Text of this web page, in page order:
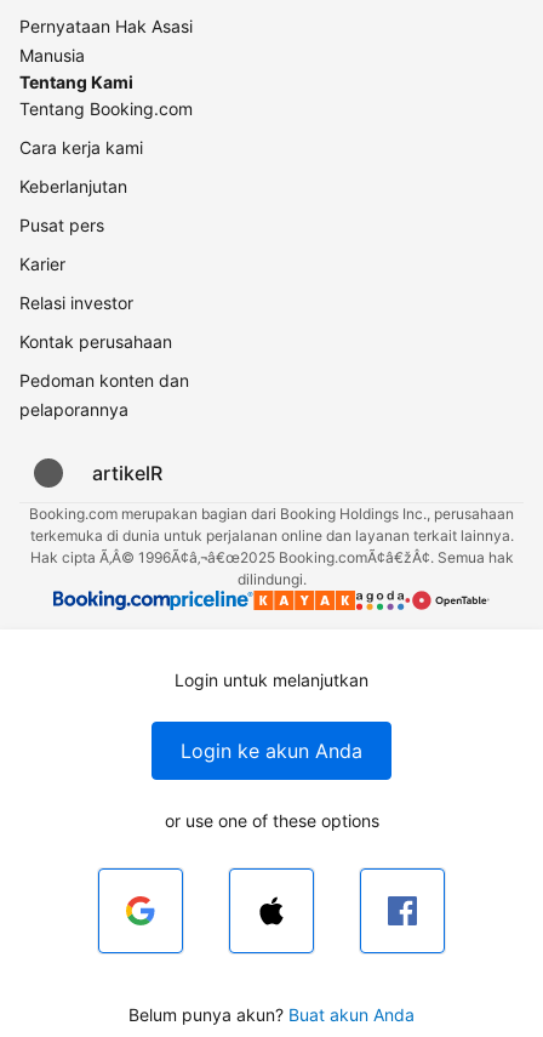
Pernyataan Hak Asasi
Manusia
Tentang Kami
Tentang Booking.com
Cara kerja kami
Keberlanjutan
Pusat pers
Karier
Relasi investor
Kontak perusahaan
Pedoman konten dan
pelaporannya
artikelR
Booking.com merupakan bagian dari Booking Holdings Inc., perusahaan
terkemuka di dunia untuk perjalanan online dan layanan terkait lainnya.
Hak cipta Ã‚Â© 1996Ã¢â‚¬â€œ2025 Booking.comÃ¢â€žÂ¢. Semua hak
dilindungi.
Login untuk melanjutkan
Login ke akun Anda
or use one of these options
Belum punya akun? Buat akun Anda